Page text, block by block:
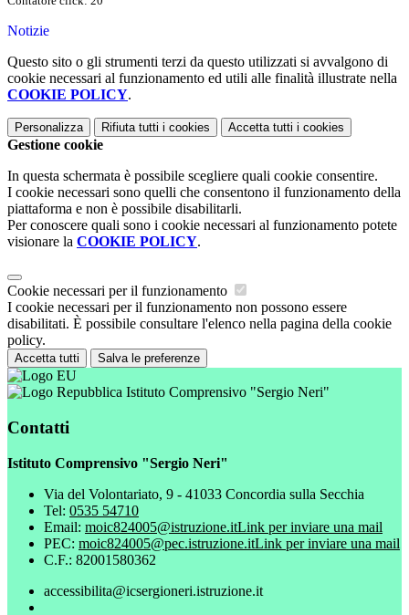
Notizie
Questo sito o gli strumenti terzi da questo utilizzati si avvalgono di
cookie necessari al funzionamento ed utili alle finalità illustrate nella
COOKIE POLICY.
Personalizza Rifiuta tutti i cookies Accetta tutti i cookies
Gestione cookie
In questa schermata è possibile scegliere quali cookie consentire.
I cookie necessari sono quelli che consentono il funzionamento della
piattaforma e non è possibile disabilitarli.
Per conoscere quali sono i cookie necessari al funzionamento potete
visionare la COOKIE POLICY.
Cookie necessari per il funzionamento
I cookie necessari per il funzionamento non possono essere
disabilitati. È possibile consultare l'elenco nella pagina della cookie
policy.
Accetta tutti Salva le preferenze
Istituto Comprensivo "Sergio Neri"
Contatti
Istituto Comprensivo "Sergio Neri"
Via del Volontariato, 9 - 41033 Concordia sulla Secchia
Tel: 0535 54710
Email: moic824005@istruzione.itLink per inviare una mail
PEC: moic824005@pec.istruzione.itLink per inviare una mail
C.F.: 82001580362
accessibilita@icsergioneri.istruzione.it